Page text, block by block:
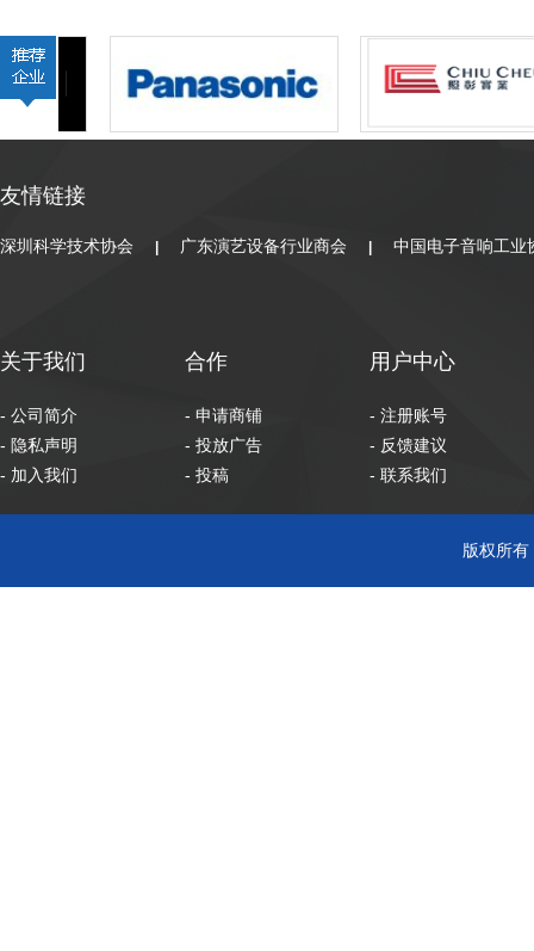
友情链接
深圳科学技术协会 广东演艺设备行业商会 中国电子音响工业
关于我们
- 公司简介
- 隐私声明
- 加入我们
合作
- 申请商铺
- 投放广告
- 投稿
用户中心
- 注册账号
- 反馈建议
- 联系我们
版权所